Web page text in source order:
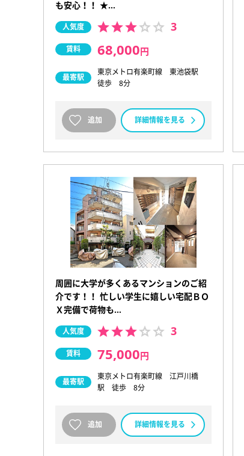
も安心！！ ★…
人気度 3
賃料 68,000円
最寄駅
東京メトロ有楽町線 東池袋駅
徒歩 8分
追加 詳細情報を見る
周囲に大学が多くあるマンションのご紹
介です！！ 忙しい学生に嬉しい宅配ＢＯ
Ｘ完備で荷物も…
人気度 3
賃料 75,000円
最寄駅
東京メトロ有楽町線 江戸川橋
駅 徒歩 8分
追加 詳細情報を見る